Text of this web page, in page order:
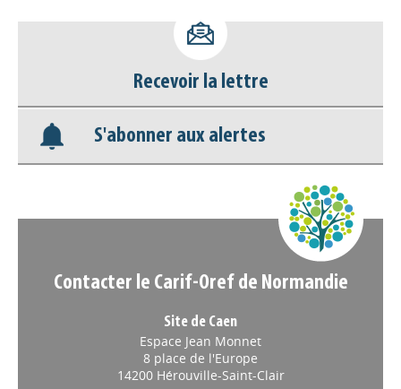
Nos veilles Scoop.it
Appels à projets
Recevoir la lettre
S'abonner aux alertes
Contacter le Carif-Oref de Normandie
Site de Caen
Espace Jean Monnet
8 place de l'Europe
14200 Hérouville-Saint-Clair